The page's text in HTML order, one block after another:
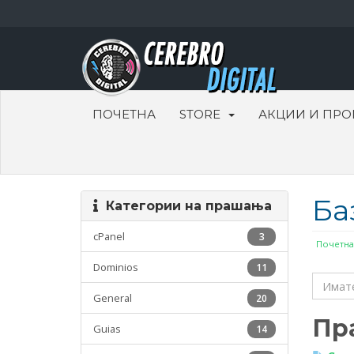
ПОЧЕТНА STORE АКЦИИ И
Почетна
Категории на прашања
3
cPanel
11
Dominios
20
General
14
Guias